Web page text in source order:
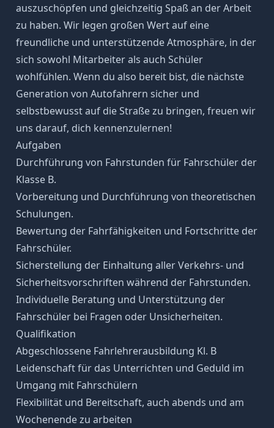
auszuschöpfen und gleichzeitig Spaß an der Arbeit
zu haben. Wir legen großen Wert auf eine
freundliche und unterstützende Atmosphäre, in der
sich sowohl Mitarbeiter als auch Schüler
wohlfühlen. Wenn du also bereit bist, die nächste
Generation von Autofahrern sicher und
selbstbewusst auf die Straße zu bringen, freuen wir
uns darauf, dich kennenzulernen!
Aufgaben
Durchführung von Fahrstunden für Fahrschüler der
Klasse B.
Vorbereitung und Durchführung von theoretischen
Schulungen.
Bewertung der Fahrfähigkeiten und Fortschritte der
Fahrschüler.
Sicherstellung der Einhaltung aller Verkehrs- und
Sicherheitsvorschriften während der Fahrstunden.
Individuelle Beratung und Unterstützung der
Fahrschüler bei Fragen oder Unsicherheiten.
Qualifikation
Abgeschlossene Fahrlehrerausbildung Kl. B
Leidenschaft für das Unterrichten und Geduld im
Umgang mit Fahrschülern
Flexibilität und Bereitschaft, auch abends und am
Wochenende zu arbeiten